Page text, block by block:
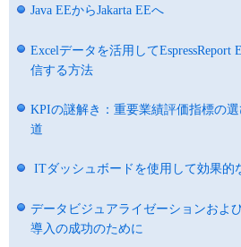
Java EEからJakarta EEへ
Excelデータを活用して
信する方法
KPIの謎解き：重要業績評価指標の
道
ITダッシュボードを使用して効果的
データビジュアライゼーションおよ
導入の成功のために